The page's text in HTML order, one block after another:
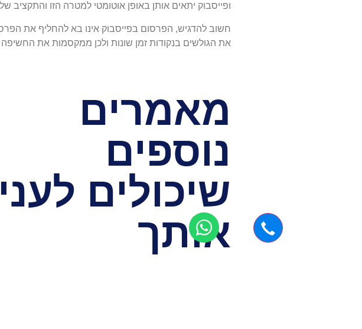
ופייסבוק יתאים אותן באופן אוטומטי למטרה הזו והתקציב
חשוב להדגיש, הפרסום בפייסבוק אינו בא להחליף את
את הגולשים בנקודות זמן שונות ולכן ממקסמות את
מאמרים
נוספים
שיכולים
אותך